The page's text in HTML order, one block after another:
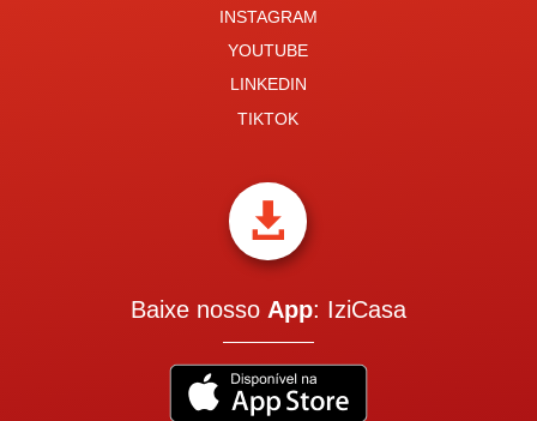
INSTAGRAM
YOUTUBE
LINKEDIN
TIKTOK

Baixe nosso App: IziCasa